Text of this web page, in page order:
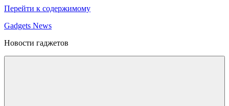
Перейти к содержимому
Gadgets News
Новости гаджетов